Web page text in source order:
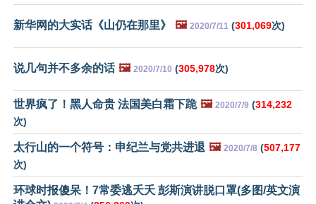
新华网的大实话《山仍在那里》 🖼️ 2020/7/11 (301,069次)
说几句并不多余的话 🖼️ 2020/7/10 (305,978次)
世界疯了！黑人命贵 法国美白霜下跪 🖼️ 2020/7/9 (314,232
次)
太行山的一个符号：申纪兰与党共进退 🖼️ 2020/7/8 (507,177
次)
环球时报傻呆！7常委逃夭夭 彭斯演讲脱口罩(多图/英文演